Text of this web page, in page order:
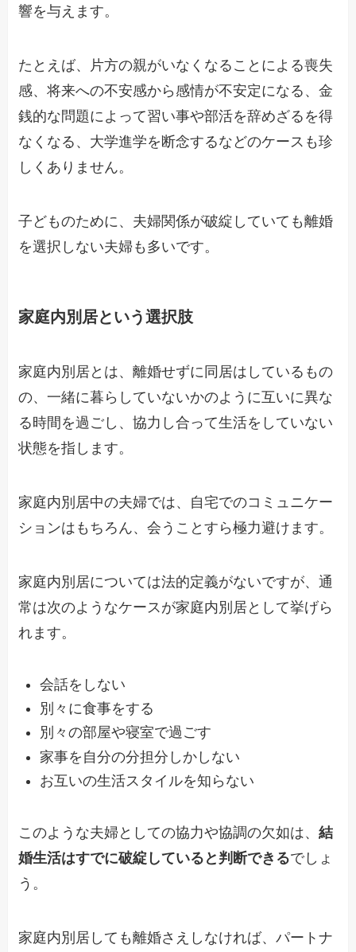
響を与えます。
たとえば、片方の親がいなくなることによる喪失
感、将来への不安感から感情が不安定になる、金
銭的な問題によって習い事や部活を辞めざるを得
なくなる、大学進学を断念するなどのケースも珍
しくありません。
子どものために、夫婦関係が破綻していても離婚
を選択しない夫婦も多いです。
家庭内別居という選択肢
家庭内別居とは、離婚せずに同居はしているもの
の、一緒に暮らしていないかのように互いに異な
る時間を過ごし、協力し合って生活をしていない
状態を指します。
家庭内別居中の夫婦では、自宅でのコミュニケー
ションはもちろん、会うことすら極力避けます。
家庭内別居については法的定義がないですが、通
常は次のようなケースが家庭内別居として挙げら
れます。
会話をしない
別々に食事をする
別々の部屋や寝室で過ごす
家事を自分の分担分しかしない
お互いの生活スタイルを知らない
このような夫婦としての協力や協調の欠如は、結
婚生活はすでに破綻していると判断できるでしょ
う。
家庭内別居しても離婚さえしなければ、パートナ